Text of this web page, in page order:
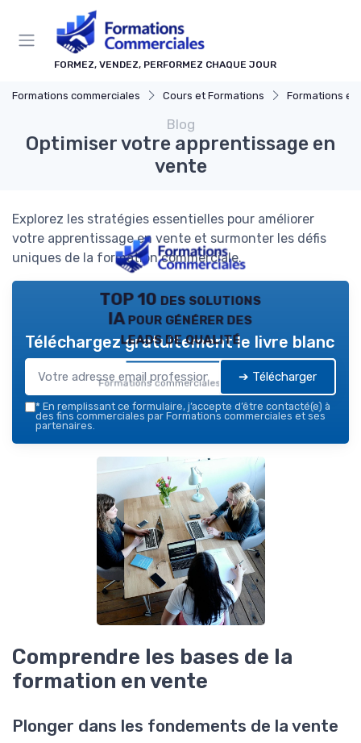
FORMEZ, VENDEZ, PERFORMEZ CHAQUE JOUR
Formations commerciales Cours et Formations Formations en
Blog
Optimiser votre apprentissage en
vente
Explorez les stratégies essentielles pour améliorer
votre apprentissage en vente et surmonter les défis
uniques de la formation commerciale.
TOP 10 des solutions
IA pour générer des
leads de qualité
Formations commerciales — 2026
Téléchargez gratuitement le livre blanc
➔ Télécharger
* En remplissant ce formulaire, j’accepte d’être contacté(e) à
des fins commerciales par Formations commerciales et ses
partenaires.
Comprendre les bases de la
formation en vente
Plonger dans les fondements de la vente
Panneau de gestion des cookies